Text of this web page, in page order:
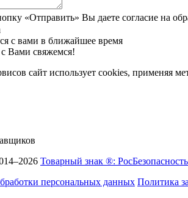
«Отправить» Вы даете согласие на
с вами в ближайшее время
сайт использует cookies, применяя
Товарный знак ®:
персональных данных Политика